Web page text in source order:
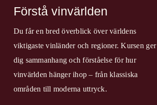
Förstå vinvärlden
Du får en bred överblick över världens
viktigaste vinländer och regioner. Kursen ger
dig sammanhang och förståelse för hur
vinvärlden hänger ihop – från klassiska
områden till moderna uttryck.